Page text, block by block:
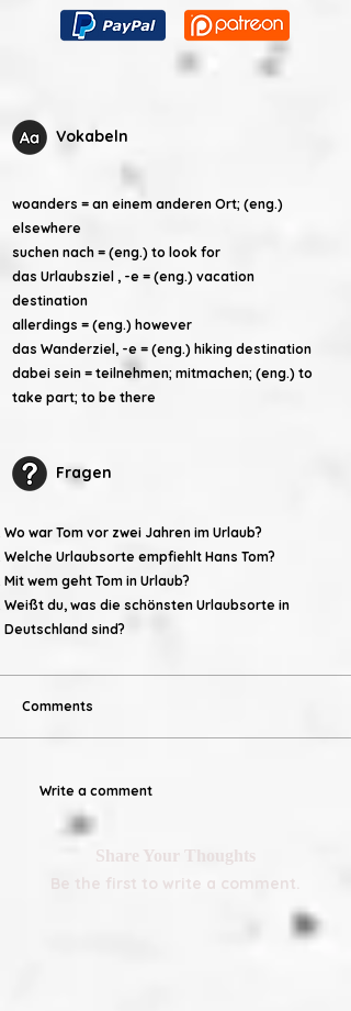
Vokabeln
woanders = an einem anderen Ort; (eng.)
elsewhere
suchen nach = (eng.) to look for
das Urlaubsziel , -e = (eng.) vacation
destination
allerdings = (eng.) however
das Wanderziel, -e = (eng.) hiking destination
dabei sein = teilnehmen; mitmachen; (eng.) to
take part; to be there
Fragen
Wo war Tom vor zwei Jahren im Urlaub?
Welche Urlaubsorte empfiehlt Hans Tom?
Mit wem geht Tom in Urlaub?
Weißt du, was die schönsten Urlaubsorte in
Deutschland sind?
Comments
Write a comment
Share Your Thoughts
Be the first to write a comment.